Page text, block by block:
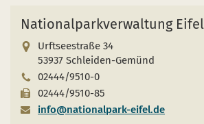
Nationalparkverwaltung Eifel
Urftseestraße 34
53937 Schleiden-Gemünd
02444/9510-0
02444/9510-85
info@nationalpark-eifel.de